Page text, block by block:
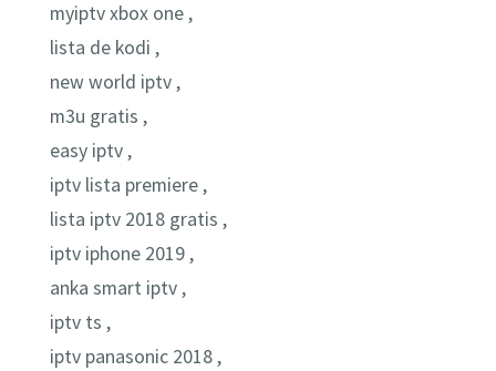
myiptv xbox one ,
lista de kodi ,
new world iptv ,
m3u gratis ,
easy iptv ,
iptv lista premiere ,
lista iptv 2018 gratis ,
iptv iphone 2019 ,
anka smart iptv ,
iptv ts ,
iptv panasonic 2018 ,